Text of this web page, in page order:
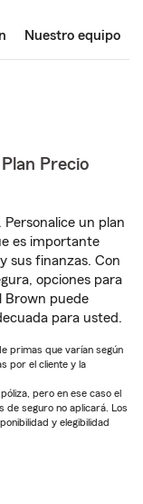
Nuestro equipo
Precio
un plan
es importante
sus finanzas. Con
opciones para
Brown puede
para usted.
primas que varían según
por el cliente y la
pero en ese caso el
de seguro no aplicará. Los
y elegibilidad